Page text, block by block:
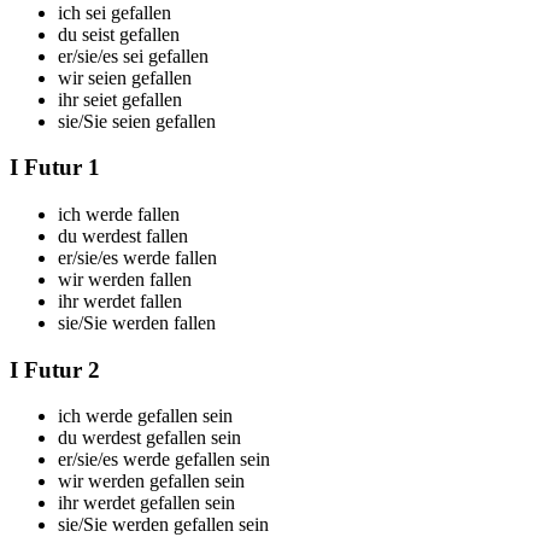
ich sei gefallen
du seist gefallen
er/sie/es sei gefallen
wirseien gefallen
ihrseiet gefallen
sie/Sie seien gefallen
I Futur 1
ich werde fallen
du werdest fallen
er/sie/es werde fallen
wirwerden fallen
ihrwerdet fallen
sie/Sie werden fallen
I Futur 2
ich werde gefallen sein
du werdest gefallen sein
er/sie/es werde gefallen sein
wirwerden gefallen sein
ihrwerdet gefallen sein
sie/Sie werden gefallen sein